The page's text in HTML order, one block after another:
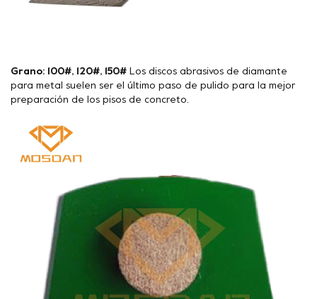
Grano: 100#, 120#, 150#
Los discos abrasivos de diamante
para metal suelen ser el último paso de pulido para la mejor
preparación de los pisos de concreto.